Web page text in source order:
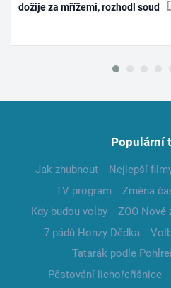
dožije za mřížemi, rozhodl soud
Populární
Jak zhubnout Nejlepší
TV program
Změna
Kdy budou volby
ZOO Nové
7 pádů Honzy Dědka
Tatarák podle
Pěstování lichořeřišnice